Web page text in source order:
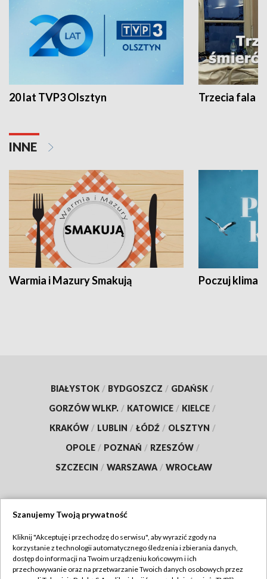
20 lat TVP3 Olsztyn Trzecia fala -
INNE
Warmia i Mazury Smakują Poczuj klimat
BIAŁYSTOK / BYDGOSZCZ / GDAŃSK /
GORZÓW WLKP. / KATOWICE / KIELCE /
KRAKÓW / LUBLIN / ŁÓDŹ / OLSZTYN /
OPOLE / POZNAŃ / RZESZÓW /
SZCZECIN / WARSZAWA / WROCŁAW
TVP
Abonament TVP
Regulamin TVP
Szanujemy Twoją prywatność
Kliknij "Akceptuję i przechodzę do serwisu", aby wyrazić zgody na
korzystanie z technologii automatycznego śledzenia i zbierania danych,
dostęp do informacji na Twoim urządzeniu końcowym i ich
przechowywanie oraz na przetwarzanie Twoich danych osobowych przez